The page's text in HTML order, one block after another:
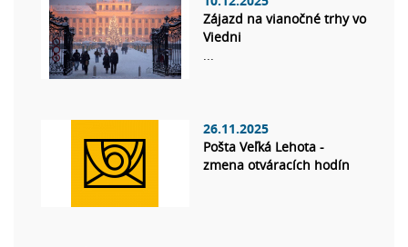
Zájazd na vianočné trhy vo
Viedni
...
26.11.2025
Pošta Veľká Lehota -
zmena otváracích hodín